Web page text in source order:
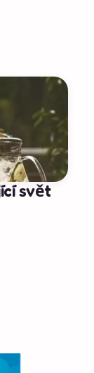
svět